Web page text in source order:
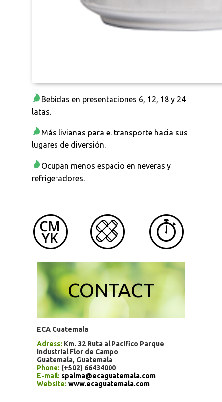
Bebidas en presentaciones 6, 12, 18 y 24
latas.
Más livianas para el transporte hacia sus
lugares de diversión.
Ocupan menos espacio en neveras y
refrigeradores.
CONTACT
ECA Guatemala
Adress: Km. 32 Ruta al Pacifico Parque
Industrial Flor de Campo
Guatemala, Guatemala
Phone: (+502) 66434000
E-mail: spalma@ecaguatemala.com
Website: www.ecaguatemala.com